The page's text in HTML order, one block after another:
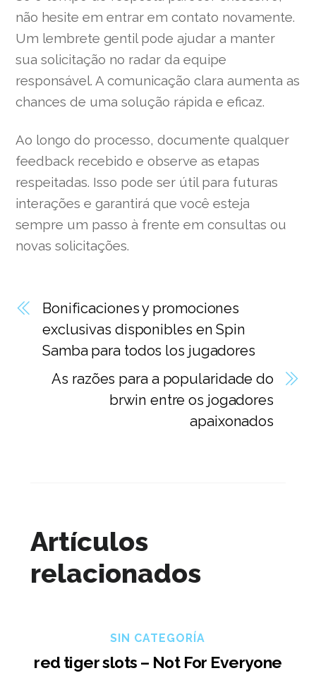
não hesite em entrar em contato novamente.
Um lembrete gentil pode ajudar a manter
sua solicitação no radar da equipe
responsável. A comunicação clara aumenta as
chances de uma solução rápida e eficaz.
Ao longo do processo, documente qualquer
feedback recebido e observe as etapas
respeitadas. Isso pode ser útil para futuras
interações e garantirá que você esteja
sempre um passo à frente em consultas ou
novas solicitações.
Bonificaciones y promociones
exclusivas disponibles en Spin
Samba para todos los jugadores
As razões para a popularidade do
brwin entre os jogadores
apaixonados
Artículos
relacionados
SIN CATEGORÍA
red tiger slots – Not For Everyone